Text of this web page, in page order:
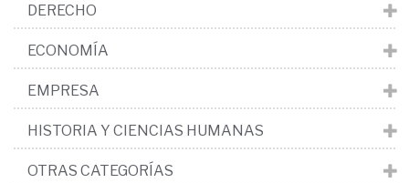
DERECHO
ECONOMÍA
EMPRESA
HISTORIA Y CIENCIAS HUMANAS
OTRAS CATEGORÍAS